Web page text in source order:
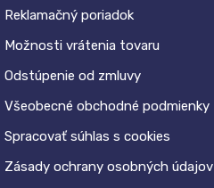
Reklamačný poriadok
Možnosti vrátenia tovaru
Odstúpenie od zmluvy
Všeobecné obchodné podmienky
Spracovať súhlas s cookies
Zásady ochrany osobných údajov